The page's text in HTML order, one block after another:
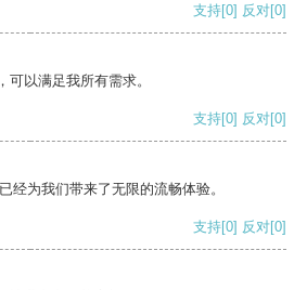
支持[0] 反对[0]
以满足我所有需求。
支持[0] 反对[0]
经为我们带来了无限的流畅体验。
支持[0] 反对[0]